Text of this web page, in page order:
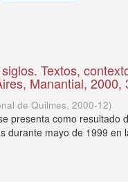
Textos,
Manantial, 2000,
de Quilmes,2000-12)
presenta como resultado
durante mayo de 1999 en